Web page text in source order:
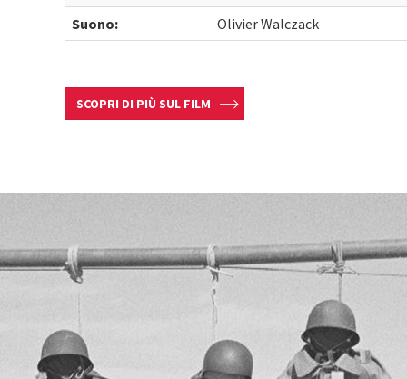
Suono:
Olivier Walczack
SCOPRI DI PIÙ SUL FILM